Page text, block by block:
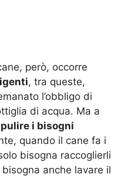
però, occorre
, tra queste,
l’obbligo di
di acqua. Ma a
i bisogni
quando il cane fa i
bisogna raccoglierli
anche lavare il